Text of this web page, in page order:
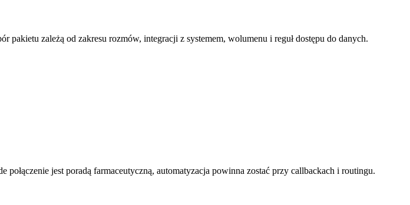
pakietu zależą od zakresu rozmów, integracji z systemem, wolumenu i reguł dostępu do danych.
jest poradą farmaceutyczną, automatyzacja powinna zostać przy callbackach i routingu.